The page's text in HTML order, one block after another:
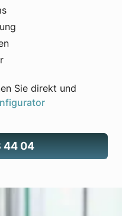
Sie direkt und
44 04